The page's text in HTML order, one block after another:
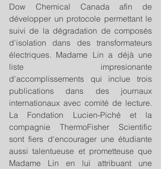
Dow Chemical Canada afin de
développer un protocole permettant le
suivi de la dégradation de composés
d'isolation dans des transformateurs
électriques. Madame Lin a déjà une
liste impresionante
d'accomplissements qui inclue trois
publications dans des journaux
internationaux avec comité de lecture.
La Fondation Lucien-Piché et la
compagnie ThermoFisher Scientific
sont fiers d'encourager une étudiante
aussi talentueuse et prometteuse que
Madame Lin en lui attribuant une